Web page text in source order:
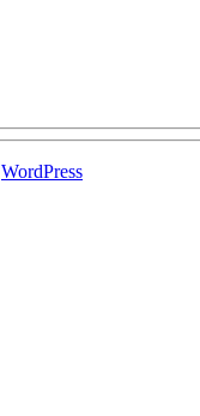
WordPress